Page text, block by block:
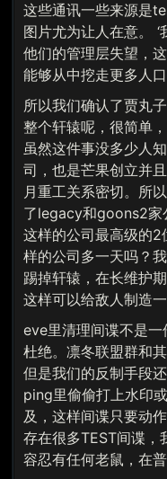
这些通讯一些来源是
图片尤为让人在意。
他们的管理层失望，
能够从中挖走更多人
所以我们确认了贾丸
整个轩辕呢，很简单
虽然这件事没多少人
司，也是芒果创立并
月重工关系密切。所
了legacy和goons2家
这样的公司最高级的
样的公司多一天吗？
踢掉轩辕，在长维护
这样可以给敌人制造一
eve里清理间谍不是
杜绝。凛冬联盟群和
但是我们的反制手段
ping里偷偷打上水印
及，这样间谍只要动
存在很多TEST间谍，
容忍有任何老鼠，在